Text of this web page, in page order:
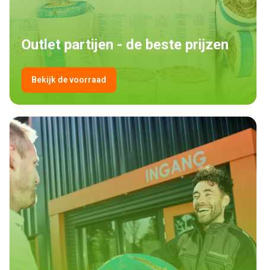
Outlet partijen - de beste prijzen
Bekijk de voorraad